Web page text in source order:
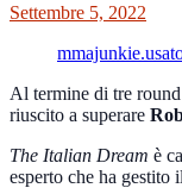
Settembre 5, 2022
Al termine di tre
riuscito a superare
The Italian Dream è
esperto che ha gestito